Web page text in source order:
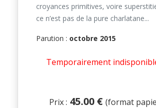
croyances primitives, voire
ce n’est pas de la pure charlatane...
Parution : octobre 2015
Temporairement
Prix : 45.00 € (format